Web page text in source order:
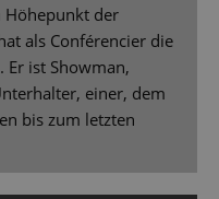
Höhepunkt der
als Conférencier die
ist Showman,
einer, dem
bis zum letzten